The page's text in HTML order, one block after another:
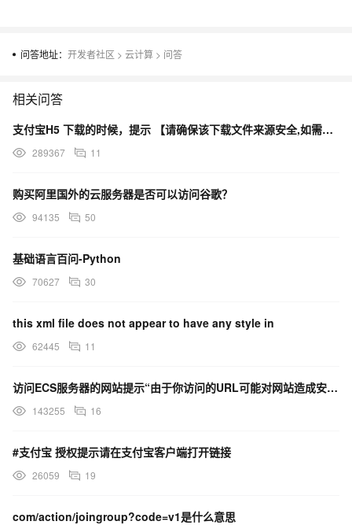
问答地址： 开发者社区 > 云计算 > 问答
相关问答
支付宝H5 下载的时候，提示 【请确保该下载文件来源安全,如需浏览,请长按网址复制后使用浏览器访问】
289367 11
购买阿里国外的云服务器是否可以访问谷歌？
94135 50
基础语言百问-Python
70627 30
this xml file does not appear to have any style in
62445 11
访问ECS服务器的网站提示“由于你访问的URL可能对网站造成安全威胁，您的访问被阻断”，这是什么原因？
143255 16
#支付宝 授权提示请在支付宝客户端打开链接
26059 19
com/action/joingroup?code=v1是什么意思